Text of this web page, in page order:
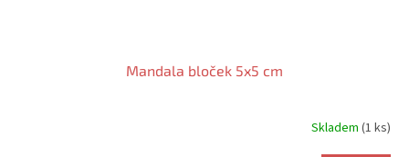
Mandala bloček 5x5 cm
Skladem (1 ks)